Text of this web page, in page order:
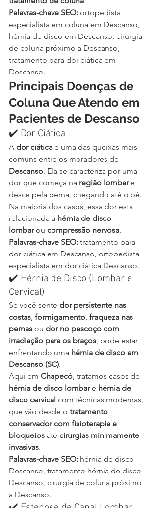
Palavras-chave SEO: ortopedista
especialista em coluna em Descanso,
hérnia de disco em Descanso, cirurgia
de coluna próximo a Descanso,
tratamento para dor ciática em
Descanso.
Principais Doenças de
Coluna Que Atendo em
Pacientes de Descanso
✔️ Dor Ciática
A dor ciática é uma das queixas mais
comuns entre os moradores de
Descanso. Ela se caracteriza por uma
dor que começa na região lombar e
desce pela perna, chegando até o pé.
Na maioria dos casos, essa dor está
relacionada a hérnia de disco
lombar ou compressão nervosa.
Palavras-chave SEO: tratamento para
dor ciática em Descanso, ortopedista
especialista em dor ciática Descanso.
✔️ Hérnia de Disco (Lombar e
Cervical)
Se você sente dor persistente nas
costas, formigamento, fraqueza nas
pernas ou dor no pescoço com
irradiação para os braços, pode estar
enfrentando uma hérnia de disco em
Descanso (SC).
Aqui em Chapecó, tratamos casos de
hérnia de disco lombar e hérnia de
disco cervical com técnicas modernas,
que vão desde o tratamento
conservador com fisioterapia e
bloqueios até cirurgias minimamente
invasivas.
Palavras-chave SEO: hérnia de disco
Descanso, tratamento hérnia de disco
Descanso, cirurgia de coluna próximo
a Descanso.